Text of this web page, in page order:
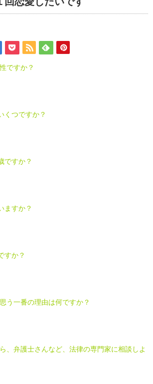
ですか？
くつですか？
ですか？
ますか？
すか？
う一番の理由は何ですか？
、弁護士さんなど、法律の専門家に相談しよ